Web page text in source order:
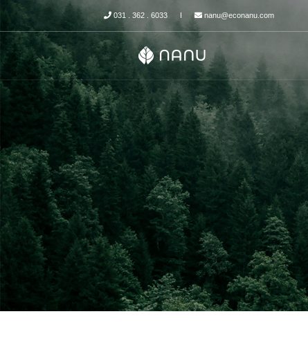
031 . 362 . 6033 nanu@econanu.com